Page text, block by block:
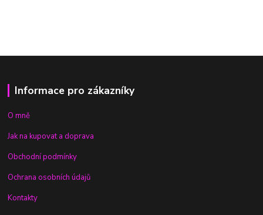
Informace pro zákazníky
O mně
Jak na kupovat a doprava
Obchodní podmínky
Ochrana osobních údajů
Kontakty